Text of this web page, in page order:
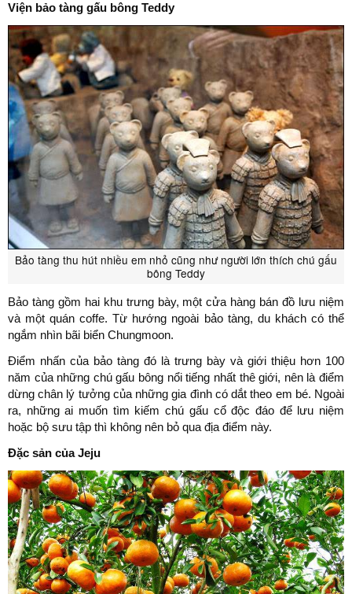
Viện bảo tàng gấu bông Teddy
Bảo tàng thu hút nhiều em nhỏ cũng như người lớn thích chú gấu
bông Teddy
Bảo tàng gồm hai khu trưng bày, một cửa hàng bán đồ lưu niệm
và một quán coffe. Từ hướng ngoài bảo tàng, du khách có thể
ngắm nhìn bãi biển Chungmoon.
Điểm nhấn của bảo tàng đó là trưng bày và giới thiệu hơn 100
năm của những chú gấu bông nổi tiếng nhất thê giới, nên là điểm
dừng chân lý tưởng của những gia đình có dắt theo em bé. Ngoài
ra, những ai muốn tìm kiếm chú gấu cổ độc đáo để lưu niệm
hoặc bộ sưu tập thì không nên bỏ qua địa điểm này.
Đặc sản của Jeju